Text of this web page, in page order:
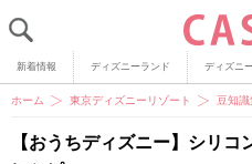
新着情報 ディズニーランド ディズニ
ホーム 東京ディズニーリゾート 豆知識
【おうちディズニー】シリ